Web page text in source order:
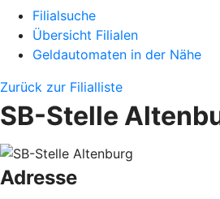
Filialsuche
Übersicht Filialen
Geldautomaten in der Nähe
Zurück zur Filialliste
SB-Stelle
Adresse